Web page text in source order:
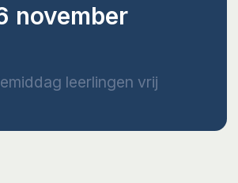
november
leerlingen vrij